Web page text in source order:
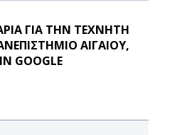
ΓΙΑ ΤΗΝ ΤΕΧΝΗΤΗ
ΑΙΓΑΙΟΥ,
GOOGLE